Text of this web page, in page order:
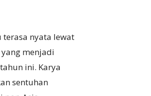
terasa nyata lewat
menjadi
ini. Karya
sentuhan